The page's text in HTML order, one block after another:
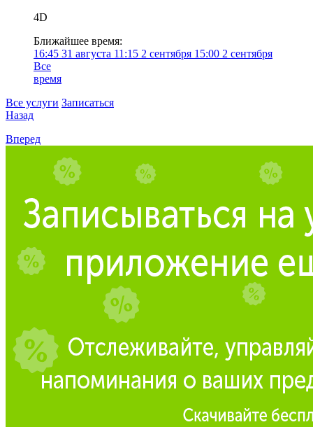
4D
Ближайшее время:
16:45 31 августа 11:15 2 сентября 15:00 2 сентября
Все
время
Все услуги Записаться
Назад
Вперед